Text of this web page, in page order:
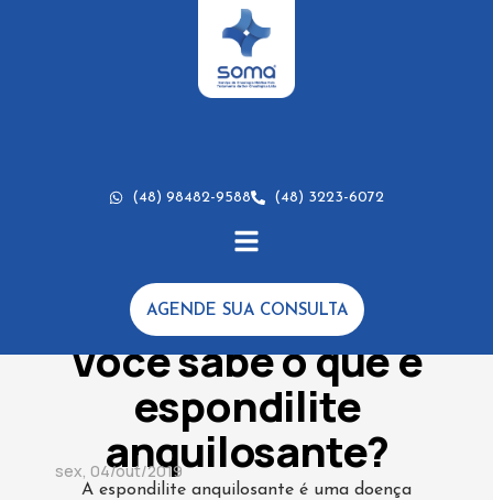
(48) 98482-9588 (48) 3223-6072
AGENDE SUA CONSULTA
ESTUDOS CLÍNICOS
Você sabe o que é
espondilite
anquilosante?
sex, 04/out/2019
A espondilite anquilosante é uma doença